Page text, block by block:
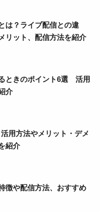
は？ライブ配信との違
リット、配信方法を紹介
ときのポイント6選 活用
介
用方法やメリット・デメ
紹介
徴や配信方法、おすすめ